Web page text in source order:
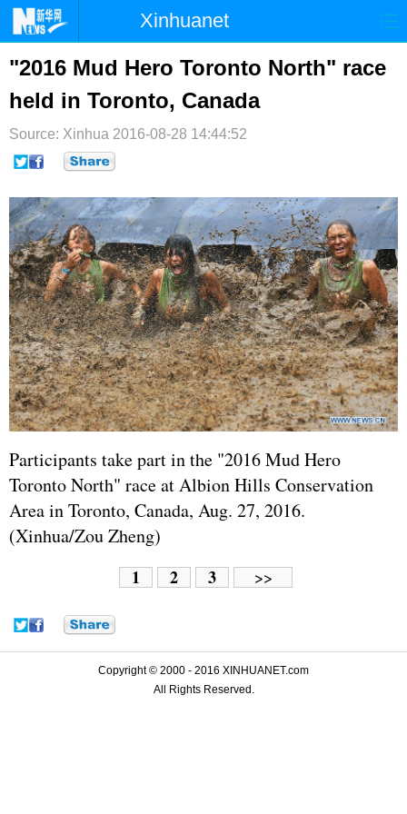
Xinhuanet
首页 时政 国际
台湾 财经 法治
纪检 体育 科技
文娱
博客 微博
"2016 Mud Hero Toronto North" race
held in Toronto, Canada
Source: Xinhua 2016-08-28 14:44:52
Participants take part in the "2016 Mud Hero
Toronto North" race at Albion Hills Conservation
Area in Toronto, Canada, Aug. 27, 2016.
(Xinhua/Zou Zheng)
1 2 3 >>
Copyright © 2000 - 2016 XINHUANET.com
All Rights Reserved.